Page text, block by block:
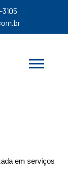
3105
em serviços